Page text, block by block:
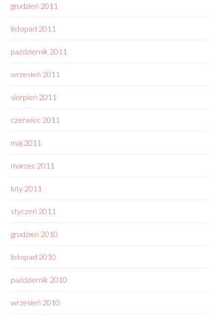
grudzień 2011
listopad 2011
październik 2011
wrzesień 2011
sierpień 2011
czerwiec 2011
maj 2011
marzec 2011
luty 2011
styczeń 2011
grudzień 2010
listopad 2010
październik 2010
wrzesień 2010